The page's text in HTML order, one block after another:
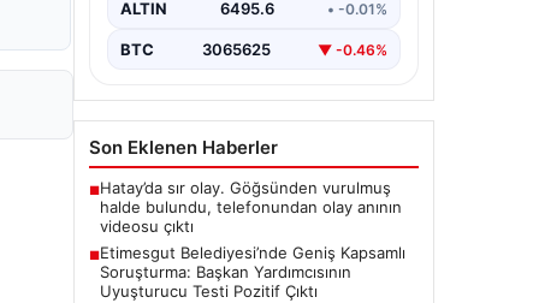
alan belediyeye yönelik yürütülen
aşamasında önemli…
ALTIN 6495.6 • -0.01%
BTC 3065625 ▼ -0.46%
Son Eklenen Haberler
■Hatay’da sır olay. Göğsünden vurulmuş
halde bulundu, telefonundan olay anının
videosu çıktı
■Etimesgut Belediyesi’nde Geniş Kapsamlı
Soruşturma: Başkan Yardımcısının
Uyuşturucu Testi Pozitif Çıktı